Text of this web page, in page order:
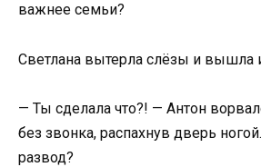
важнее семьи?
Светлана вытерла слёзы и вышла
— Ты сделала что?! — Антон
без звонка, распахнув дверь
развод?